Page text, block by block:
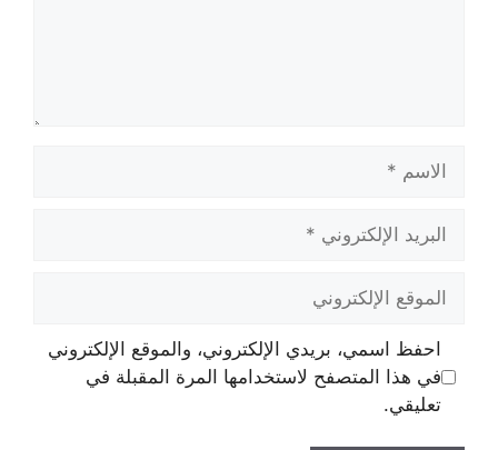
الإلكتروني
الإلكتروني
احفظ اسمي، بريدي الإلكتروني، والموقع الإلكتروني
في هذا المتصفح لاستخدامها المرة المقبلة في
تعليقي.